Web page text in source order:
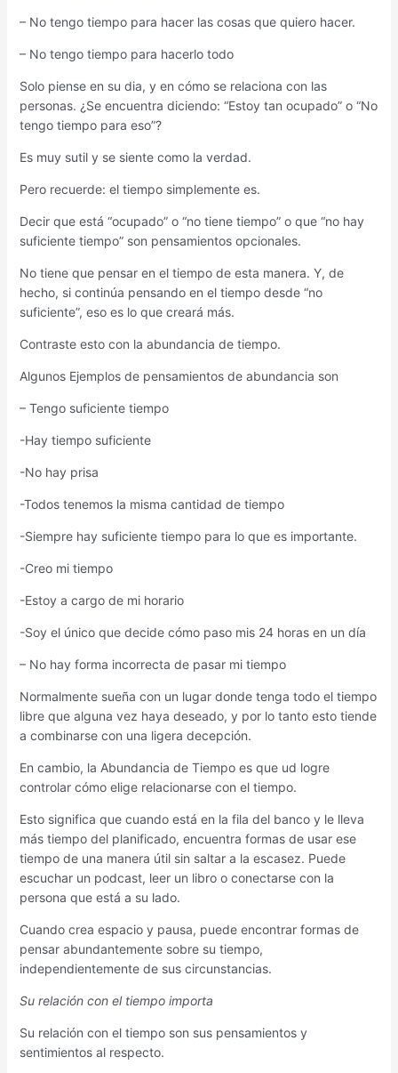
– No tengo tiempo para hacer las cosas que quiero hacer.
– No tengo tiempo para hacerlo todo
Solo piense en su dia, y en cómo se relaciona con las
personas. ¿Se encuentra diciendo: “Estoy tan ocupado” o “No
tengo tiempo para eso”?
Es muy sutil y se siente como la verdad.
Pero recuerde: el tiempo simplemente es.
Decir que está “ocupado” o “no tiene tiempo” o que “no hay
suficiente tiempo” son pensamientos opcionales.
No tiene que pensar en el tiempo de esta manera. Y, de
hecho, si continúa pensando en el tiempo desde “no
suficiente”, eso es lo que creará más.
Contraste esto con la abundancia de tiempo.
Algunos Ejemplos de pensamientos de abundancia son
– Tengo suficiente tiempo
-Hay tiempo suficiente
-No hay prisa
-Todos tenemos la misma cantidad de tiempo
-Siempre hay suficiente tiempo para lo que es importante.
-Creo mi tiempo
-Estoy a cargo de mi horario
-Soy el único que decide cómo paso mis 24 horas en un día
– No hay forma incorrecta de pasar mi tiempo
Normalmente sueña con un lugar donde tenga todo el tiempo
libre que alguna vez haya deseado, y por lo tanto esto tiende
a combinarse con una ligera decepción.
En cambio, la Abundancia de Tiempo es que ud logre
controlar cómo elige relacionarse con el tiempo.
Esto significa que cuando está en la fila del banco y le lleva
más tiempo del planificado, encuentra formas de usar ese
tiempo de una manera útil sin saltar a la escasez. Puede
escuchar un podcast, leer un libro o conectarse con la
persona que está a su lado.
Cuando crea espacio y pausa, puede encontrar formas de
pensar abundantemente sobre su tiempo,
independientemente de sus circunstancias.
Su relación con el tiempo importa
Su relación con el tiempo son sus pensamientos y
sentimientos al respecto.